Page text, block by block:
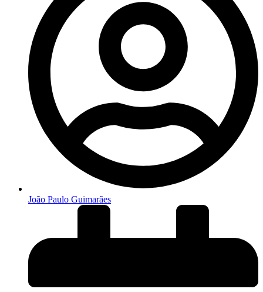
João Paulo Guimarães